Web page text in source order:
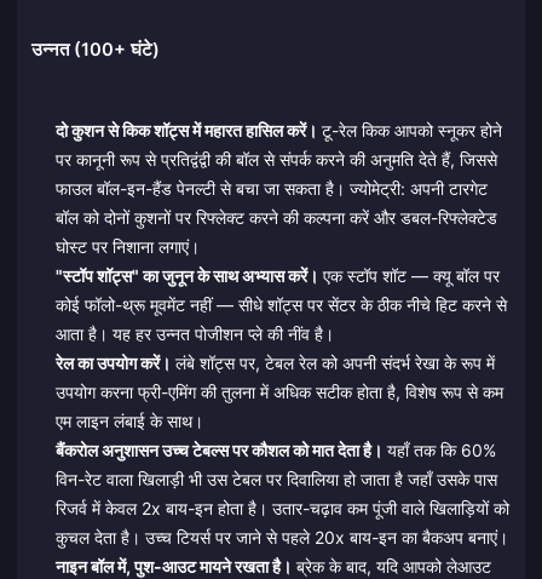
उन्नत (100+ घंटे)
दो कुशन से किक शॉट्स में महारत हासिल करें। टू-रेल किक आपको स्नूकर होने
पर कानूनी रूप से प्रतिद्वंद्वी की बॉल से संपर्क करने की अनुमति देते हैं, जिससे
फाउल बॉल-इन-हैंड पेनल्टी से बचा जा सकता है। ज्योमेट्री: अपनी टारगेट
बॉल को दोनों कुशनों पर रिफ्लेक्ट करने की कल्पना करें और डबल-रिफ्लेक्टेड
घोस्ट पर निशाना लगाएं।
"स्टॉप शॉट्स" का जुनून के साथ अभ्यास करें। एक स्टॉप शॉट — क्यू बॉल पर
कोई फॉलो-थ्रू मूवमेंट नहीं — सीधे शॉट्स पर सेंटर के ठीक नीचे हिट करने से
आता है। यह हर उन्नत पोजीशन प्ले की नींव है।
रेल का उपयोग करें। लंबे शॉट्स पर, टेबल रेल को अपनी संदर्भ रेखा के रूप में
उपयोग करना फ्री-एमिंग की तुलना में अधिक सटीक होता है, विशेष रूप से कम
एम लाइन लंबाई के साथ।
बैंकरोल अनुशासन उच्च टेबल्स पर कौशल को मात देता है। यहाँ तक कि 60%
विन-रेट वाला खिलाड़ी भी उस टेबल पर दिवालिया हो जाता है जहाँ उसके पास
रिजर्व में केवल 2x बाय-इन होता है। उतार-चढ़ाव कम पूंजी वाले खिलाड़ियों को
कुचल देता है। उच्च टियर्स पर जाने से पहले 20x बाय-इन का बैकअप बनाएं।
नाइन बॉल में, पुश-आउट मायने रखता है। ब्रेक के बाद, यदि आपको लेआउट